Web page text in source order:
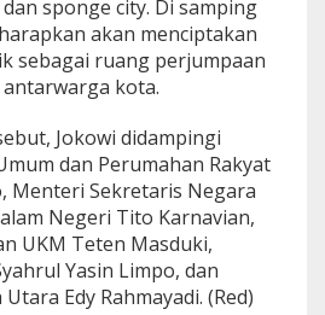
sponge city. Di samping
akan menciptakan
sebagai ruang perjumpaan
kota.
Jokowi didampingi
dan Perumahan Rakyat
Menteri Sekretaris Negara
Negeri Tito Karnavian,
UKM Teten Masduki,
Yasin Limpo, dan
Edy Rahmayadi. (Red)